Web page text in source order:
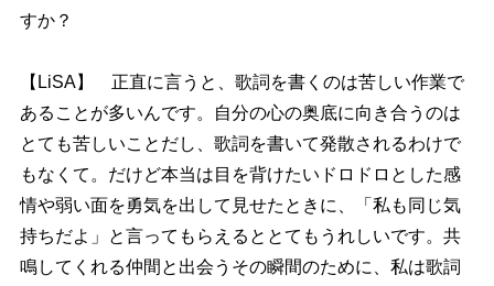
すか？
【LiSA】 正直に言うと、歌詞を書くのは苦しい作業で
あることが多いんです。自分の心の奥底に向き合うのは
とても苦しいことだし、歌詞を書いて発散されるわけで
もなくて。だけど本当は目を背けたいドロドロとした感
情や弱い面を勇気を出して見せたときに、「私も同じ気
持ちだよ」と言ってもらえるととてもうれしいです。共
鳴してくれる仲間と出会うその瞬間のために、私は歌詞